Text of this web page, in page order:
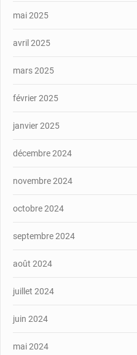
mai 2025
avril 2025
mars 2025
février 2025
janvier 2025
décembre 2024
novembre 2024
octobre 2024
septembre 2024
août 2024
juillet 2024
juin 2024
mai 2024